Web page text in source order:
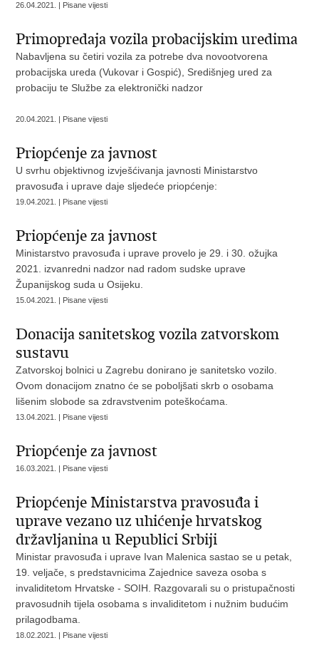
26.04.2021. | Pisane vijesti
Primopredaja vozila probacijskim uredima
Nabavljena su četiri vozila za potrebe dva novootvorena
probacijska ureda (Vukovar i Gospić), Središnjeg ured za
probaciju te Službe za elektronički nadzor
20.04.2021. | Pisane vijesti
Priopćenje za javnost
U svrhu objektivnog izvješćivanja javnosti Ministarstvo
pravosuđa i uprave daje sljedeće priopćenje:
19.04.2021. | Pisane vijesti
Priopćenje za javnost
Ministarstvo pravosuđa i uprave provelo je 29. i 30. ožujka
2021. izvanredni nadzor nad radom sudske uprave
Županijskog suda u Osijeku.
15.04.2021. | Pisane vijesti
Donacija sanitetskog vozila zatvorskom
sustavu
​Zatvorskoj bolnici u Zagrebu donirano je sanitetsko vozilo.
Ovom donacijom znatno će se poboljšati skrb o osobama
lišenim slobode sa zdravstvenim poteškoćama.
13.04.2021. | Pisane vijesti
Priopćenje za javnost
16.03.2021. | Pisane vijesti
Priopćenje Ministarstva pravosuđa i
uprave vezano uz uhićenje hrvatskog
državljanina u Republici Srbiji
Ministar pravosuđa i uprave Ivan Malenica sastao se u petak,
19. veljače, s predstavnicima Zajednice saveza osoba s
invaliditetom Hrvatske - SOIH. Razgovarali su o pristupačnosti
pravosudnih tijela osobama s invaliditetom i nužnim budućim
prilagodbama.
18.02.2021. | Pisane vijesti